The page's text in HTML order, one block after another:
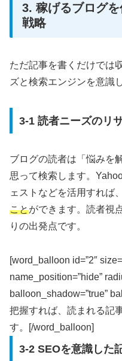
3. 稼げるブログ
戦略
ただ記事を書くだけでは
ズと検索エンジンを意識
3-1 読者ニーズのリ
ブログの読者は「悩みを
思って検索します。
ェストなどを活用すれば、
ことができます。読者視
りの出発点です。
[word_balloon id=”2″
name_position=”hide”
balloon_shadow=”true”
把握すれば、読まれる記
す。[/word_balloon]
3-2 SEOを意識した